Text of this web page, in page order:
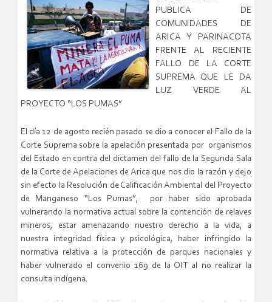
PUBLICA DE
COMUNIDADES DE
ARICA Y PARINACOTA
FRENTE AL RECIENTE
FALLO DE LA CORTE
SUPREMA QUE LE DA
LUZ VERDE AL
PROYECTO “LOS PUMAS”
El día 12 de agosto recién pasado se dio a conocer el Fallo de la
Corte Suprema sobre la apelación presentada por organismos
del Estado en contra del dictamen del fallo de la Segunda Sala
de la Corte de Apelaciones de Arica que nos dio la razón y dejo
sin efecto la Resolución de Calificación Ambiental del Proyecto
de Manganeso “Los Pumas”, por haber sido aprobada
vulnerando la normativa actual sobre la contención de relaves
mineros, estar amenazando nuestro derecho a la vida, a
nuestra integridad física y psicológica, haber infringido la
normativa relativa a la protección de parques nacionales y
haber vulnerado el convenio 169 de la OIT al no realizar la
consulta indígena.